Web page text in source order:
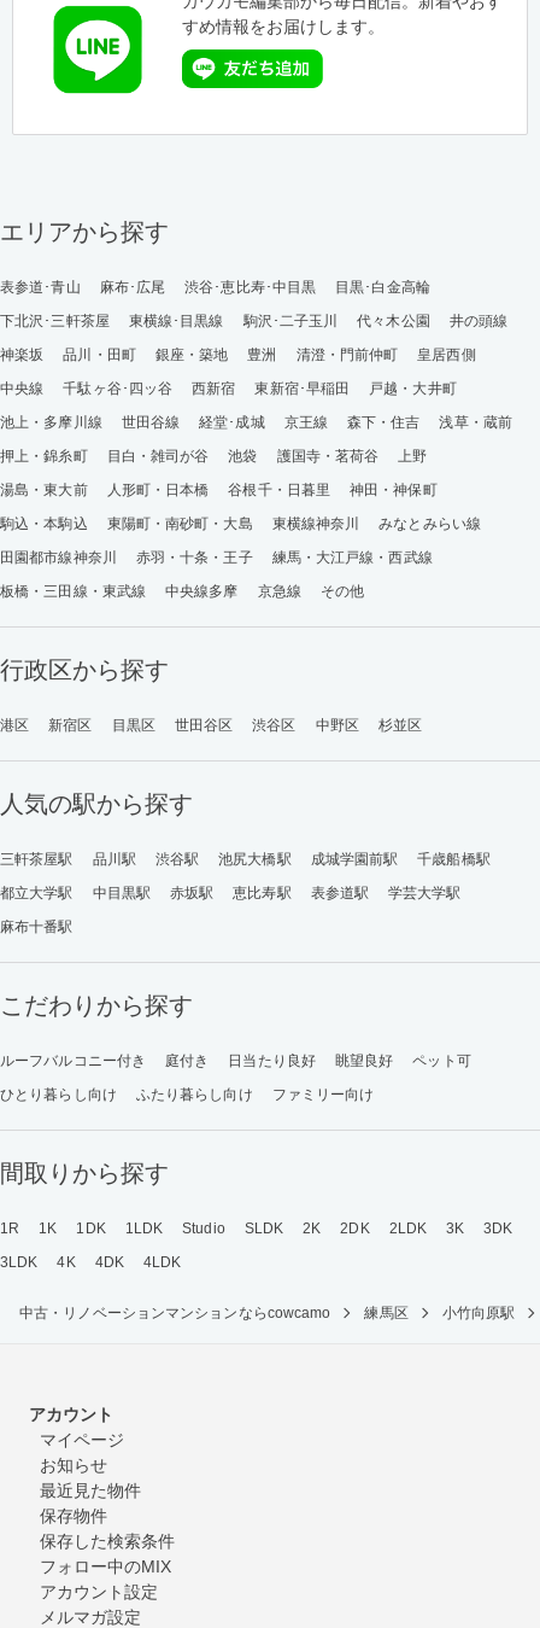
すめ情報をお届けします。
エリアから探す
表参道･青山 麻布･広尾 渋谷･恵比寿･中目黒
目黒･白金高輪
下北沢･三軒茶屋
東横線･目黒線 駒沢･二子玉川 代々木公園
井の頭線
神楽坂
品川・田町 銀座・築地 豊洲 清澄・門前仲町
皇居西側
中央線
千駄ヶ谷･四ッ谷 西新宿 東新宿･早稲田
戸越・大井町
池上・多摩川線
世田谷線 経堂･成城 京王線 森下・住吉
浅草・蔵前
押上・錦糸町
目白・雑司が谷 池袋 護国寺・茗荷谷
上野
湯島・東大前
人形町・日本橋 谷根千・日暮里
神田・神保町
駒込・本駒込
東陽町・南砂町・大島 東横線神奈川
みなとみらい線
田園都市線神奈川
赤羽・十条・王子
練馬・大江戸線・西武線
板橋・三田線・東武線
中央線多摩 京急線 その他
行政区から探す
港区 新宿区 目黒区 世田谷区 渋谷区 中野区 杉並区
人気の駅から探す
三軒茶屋駅 品川駅 渋谷駅 池尻大橋駅 成城学園前駅
千歳船橋駅
都立大学駅
中目黒駅 赤坂駅 恵比寿駅 表参道駅
学芸大学駅
麻布十番駅
こだわりから探す
ルーフバルコニー付き 庭付き 日当たり良好 眺望良好
ペット可
ひとり暮らし向け
ふたり暮らし向け ファミリー向け
間取りから探す
1R 1K 1DK 1LDK Studio SLDK 2K 2DK 2LDK 3K
3DK
3LDK
4K 4DK 4LDK
中古・リノベーションマンションならcowcamo 練馬区 小竹向原駅
アカウント
マイページ
お知らせ
最近見た物件
保存物件
保存した検索条件
フォロー中のMIX
アカウント設定
メルマガ設定